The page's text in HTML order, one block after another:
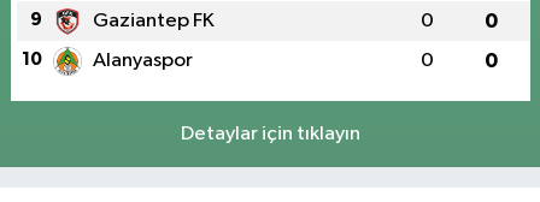
9 Gaziantep FK 0 0
10 Alanyaspor 0 0
Detaylar için tıklayın